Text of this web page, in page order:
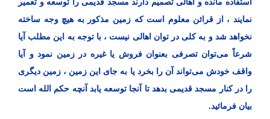
نمایند ، از قرائن معلوم است که زمین مذکور به هیچ وجه ساخته
نخواهد شد و به کلی در توان اهالی نیست ، با توجه به این مطلب آیا
شرعاً می‌توان تصرفی بعنوان فروش یا غیره در زمین نمود و آیا
واقف خودش می‌تواند آن را بخرد یا به جای این زمین ، زمین دیگری
را در کنار مسجد قدیمی بدهد تا آنجا توسعه یابد آنچه حکم الله است
بیان فرمائید.